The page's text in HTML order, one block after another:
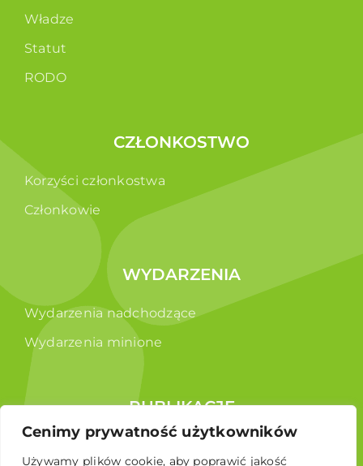
Cenimy prywatność użytkowników
Używamy plików cookie, aby poprawić jakość
Władze
Statut
RODO
CZŁONKOSTWO
Korzyści członkostwa
Członkowie
WYDARZENIA
Wydarzenia nadchodzące
Wydarzenia minione
PUBLIKACJE